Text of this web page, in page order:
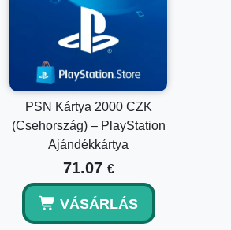
PSN Kártya 2000 CZK
(Csehország) – PlayStation
Ajándékkártya
71.07 €
VÁSÁRLÁS